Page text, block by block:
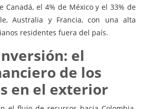
Canadá, el 4% de México y el 33% de
Australia y Francia, con una alta
residentes fuera del país.
el
de los
en el exterior